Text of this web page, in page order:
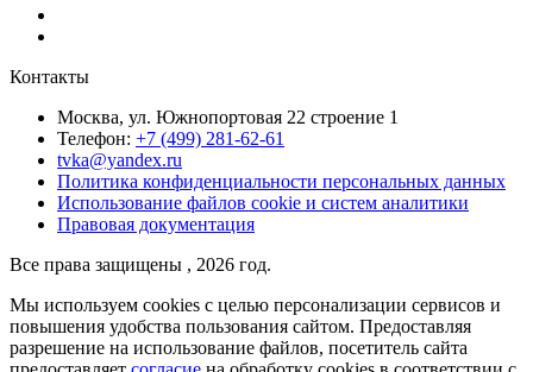
Контакты
Москва, ул. Южнопортовая 22 строение 1
Телефон: +7 (499) 281-62-61
tvka@yandex.ru
Политика конфиденциальности персональных данных
Использование файлов cookie и систем аналитики
Правовая документация
Все права защищены , 2026 год.
Мы используем cookies с целью персонализации сервисов и
повышения удобства пользования сайтом. Предоставляя
разрешение на использование файлов, посетитель сайта